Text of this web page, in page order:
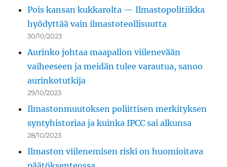
Pois kansan kukkarolta — Ilmastopolitiikka
hyödyttää vain ilmastoteollisuutta
30/10/2023
Aurinko johtaa maapallon viilenevään
vaiheeseen ja meidän tulee varautua, sanoo
aurinkotutkija
29/10/2023
Ilmastonmuutoksen poliittisen merkityksen
syntyhistoriaa ja kuinka IPCC sai alkunsa
28/10/2023
Ilmaston viilenemisen riski on huomioitava